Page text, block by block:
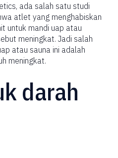
ada salah satu studi
atlet yang menghabiskan
untuk mandi uap atau
meningkat. Jadi salah
atau sauna ini adalah
meningkat.
darah